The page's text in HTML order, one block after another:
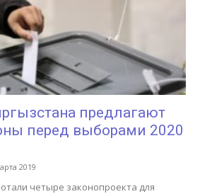
предлагают
перед выборами 2020
2019
четыре законопроекта для